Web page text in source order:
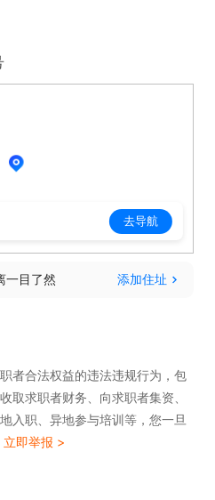
的团队合作精神；
和政策；
公软件，特别是EXCEL的
工时制度，享有国家法定
班的公司安排调休。
金和各项津贴组成（具体
节日公司给职工发放节日
去导航
一目了然 添加住址
者合法权益的违法违规行为，包
取求职者财务、向求职者集资、
入职、异地参与培训等，您一旦
立即举报 >